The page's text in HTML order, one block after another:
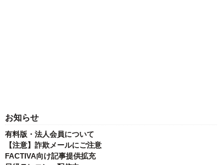
お知らせ
有料版・法人会員について
【注意】詐欺メールにご注意
FACTIVA向け記事提供拡充